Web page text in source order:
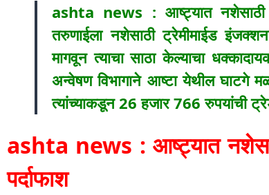
ashta news : आष्ट्यात नशेसाठी
तरुणाईला नशेसाठी ट्रेमीमाईड
मागवून त्याचा साठा केल्याचा
अन्वेषण विभागाने आष्टा येथील घाटगे
त्यांच्याकडून 26 हजार 766 रुपयांची
ashta news : आष्ट्यात
पर्दाफाश